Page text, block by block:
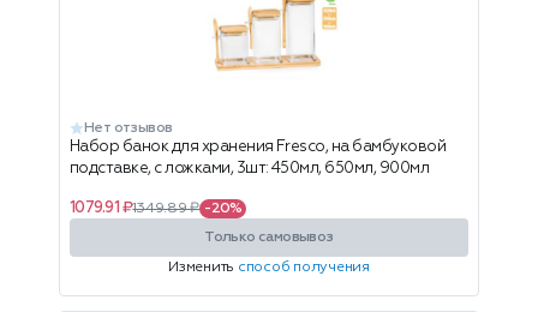
Нет отзывов
Набор банок для хранения Fresco, на бамбуковой
подставке, с ложками, 3шт: 450мл, 650мл, 900мл
1079.91 ₽1349.89 ₽ -20%
Только самовывоз
Изменить способ получения